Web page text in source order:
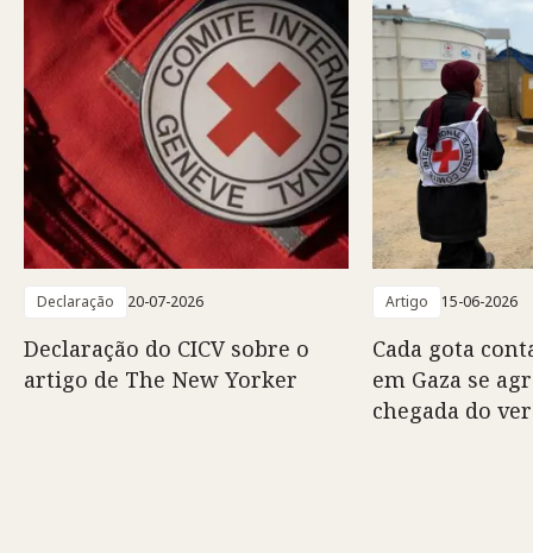
Declaração 20-07-2026
Declaração do CICV sobre o
artigo de The New Yorker
Artigo 15-06-2026
Cada gota
em Gaza se
chegada do